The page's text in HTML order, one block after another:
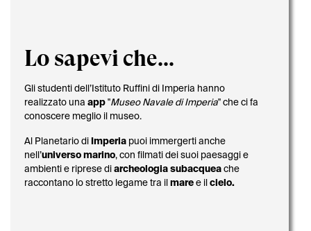
Lo sapevi che...
Gli studenti dell’Istituto Ruffini di Imperia hanno
realizzato una app"Museo Navale di Imperia" che ci fa
conoscere meglio il museo.
Al Planetario diImperia puoi immergerti anche
nell’universo marino, con filmati dei suoi paesaggi e
ambienti e riprese diarcheologia subacqueache
raccontano lo stretto legame tra ilmaree ilcielo.